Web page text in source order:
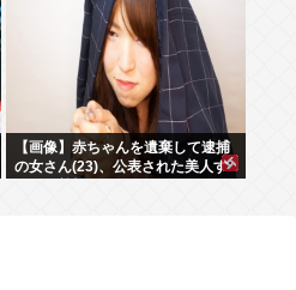
【画像】赤ちゃんを遺棄して逮捕
の女さん(23)、公表された美人す